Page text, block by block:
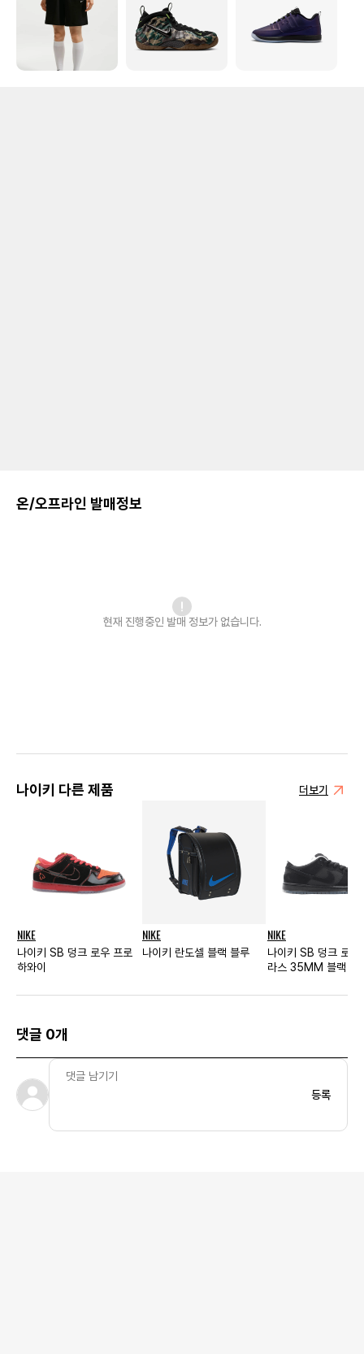
온/오프라인 발매정보
현재 진행중인 발매 정보가 없습니다.
나이키 다른 제품 더보기
NIKE
나이키 SB 덩크 로우 프로
하와이
NIKE
나이키 란도셀 블랙 블루
NIKE
나이키 SB 덩크 로우
라스 35MM 블랙
댓글 0개
등록